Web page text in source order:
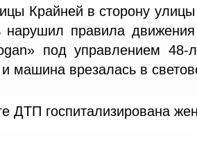
Крайней в сторону
нарушил правила
под управлением
машина врезалась в
ДТП госпитализирована